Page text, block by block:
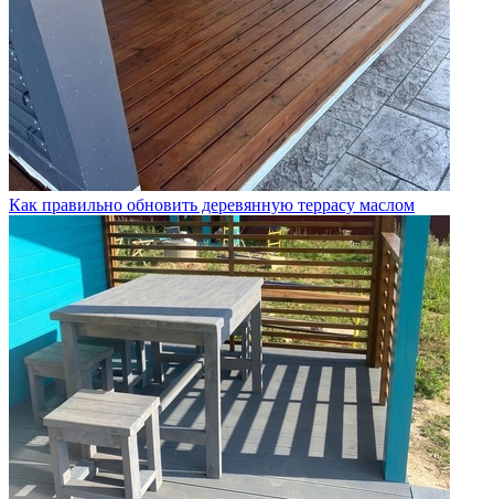
Как правильно обновить деревянную террасу маслом